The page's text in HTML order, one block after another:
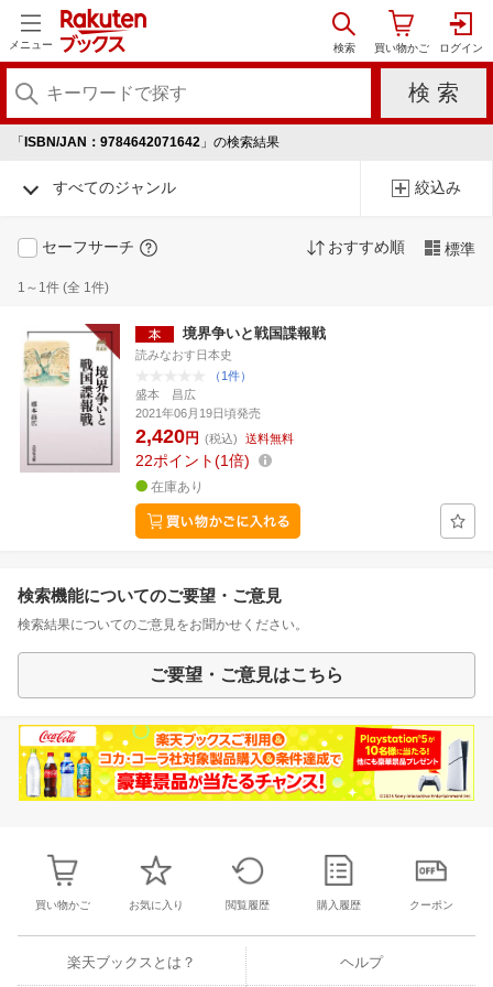
メニュー
「 ISBN/JAN：9784642071642 」の検索結果
すべてのジャンル 絞込み
セーフサーチ おすすめ順 標準
1～1件 (全 1件)
境界争いと戦国諜報戦
読みなおす日本史
（1件）
盛本 昌広
2021年06月19日頃発売
2,420円 (税込) 送料無料
22ポイント 1倍
在庫あり
検索機能についてのご要望・ご意見
検索結果についてのご意見をお聞かせください。
ご要望・ご意見はこちら
買い物かご お気に入り 閲覧履歴 購入履歴 クーポン
楽天ブックスとは？ ヘルプ